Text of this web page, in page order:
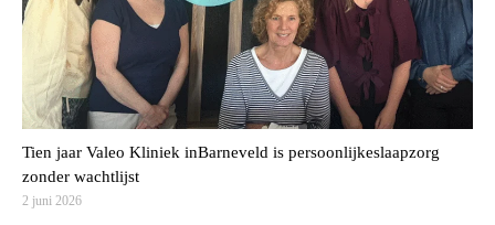
Tien jaar Valeo Kliniek inBarneveld is persoonlijkeslaapzorg
zonder wachtlijst
2 juni 2026